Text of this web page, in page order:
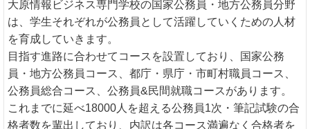
大原情報ビジネス専門学校の国家公務員・地方公務員分野
は、学生それぞれが公務員として活躍していくための人材
を育成していきます。
目指す進路に合わせてコースを設置しており、国家公務
員・地方公務員コース、都庁・県庁・市町村職員コース、
公務員総合コース、公務員&民間就職コースがあります。
これまでに延べ18000人を超える公務員1次・筆記試験の合
格者数を輩出しており、内訳は各コース満遍なく合格者を